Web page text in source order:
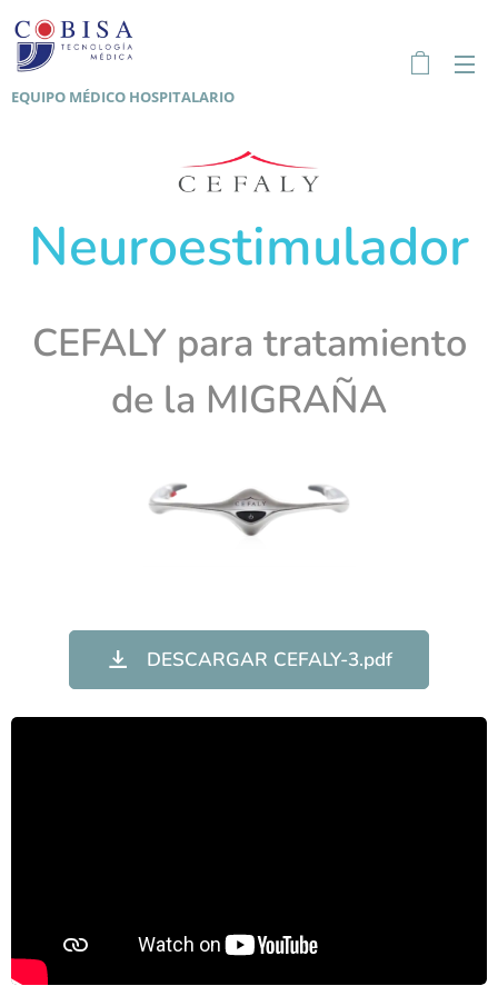
EQUIPO MÉDICO HOSPITALARIO
Neuroestimulador
CEFALY para tratamiento
de la MIGRAÑA
DESCARGAR CEFALY-3.pdf